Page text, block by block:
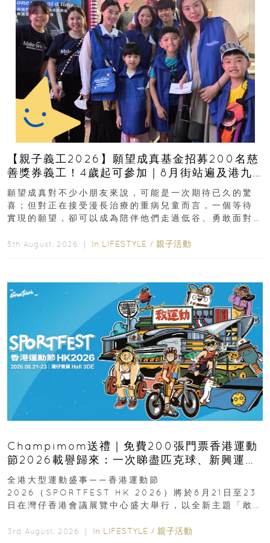
【親子義工2026】願望成真基金招募200名慈
善獎券義工！4歲起可參加｜8月街站遍及港九
新界
願望成真對不少小朋友來說，可能是一次期待已久的驚
喜；但對正在接受漫長治療的重病兒童而言，一個等待
實現的願望，卻可以成為陪伴他們走過低谷、勇敢面對
5th August, 2026 ｜ In LIFESTYLE / 親子活動
Champimom送禮｜免費200張門票香港運動
節2026載譽歸來：一次睇盡匹克球、新興運
動、街舞比賽＋逾百運動品牌展覽
全港大型運動盛事——香港運動節
2026（SPORTFEST HK 2026）將於8月21日至23
日在灣仔香港會議展覽中心盛大舉行，以全新主題「敢
3rd August, 2026 ｜ In LIFESTYLE / 親子活動